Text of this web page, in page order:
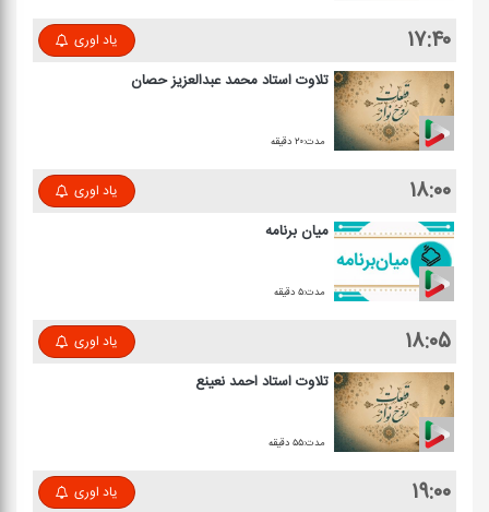
۱۷:۴۰ یاد اوری
تلاوت استاد محمد عبدالعزیز حصان
مدت:۲۰ دقیقه
۱۸:۰۰ یاد اوری
میان برنامه
مدت:۵ دقیقه
۱۸:۰۵ یاد اوری
تلاوت استاد احمد نعینع
مدت:۵۵ دقیقه
۱۹:۰۰ یاد اوری